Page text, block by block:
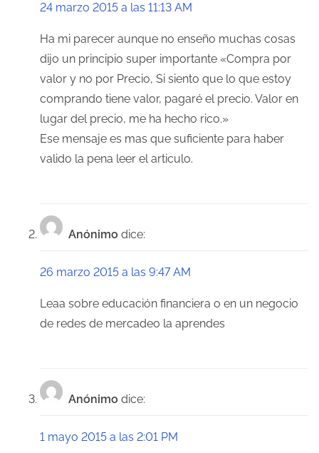
24 marzo 2015 a las 11:13 AM
Ha mi parecer aunque no enseño muchas cosas
dijo un principio super importante «Compra por
valor y no por Precio, Si siento que lo que estoy
comprando tiene valor, pagaré el precio. Valor en
lugar del precio, me ha hecho rico.»
Ese mensaje es mas que suficiente para haber
valido la pena leer el articulo.
Anónimo dice:
26 marzo 2015 a las 9:47 AM
Leaa sobre educación financiera o en un negocio
de redes de mercadeo la aprendes
Anónimo dice:
1 mayo 2015 a las 2:01 PM